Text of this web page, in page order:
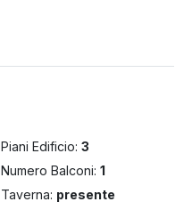
Piani Edificio: 3
Numero Balconi: 1
Taverna: presente